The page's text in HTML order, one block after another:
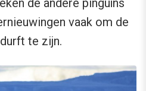
vaak om de
te zijn.